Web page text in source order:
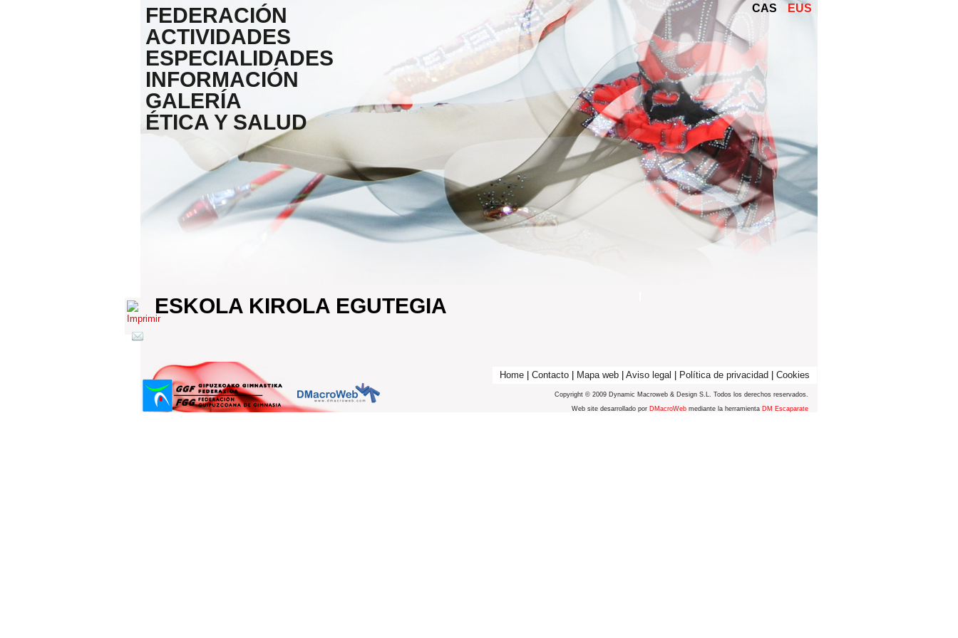
FEDERACIÓN
ACTIVIDADES
ESPECIALIDADES
INFORMACIÓN
GALERÍA
ÉTICA Y SALUD
CAS EUS
ESKOLA KIROLA EGUTEGIA
Home Contacto Mapa web Aviso legal Política de privacidad Cookies
Copyright © 2009 Dynamic Macroweb & Design S.L. Todos los derechos reservados.
Web site desarrollado por DMacroWeb mediante la herramienta DM Escaparate